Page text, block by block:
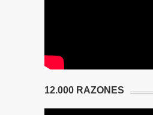
12.000 RAZONES